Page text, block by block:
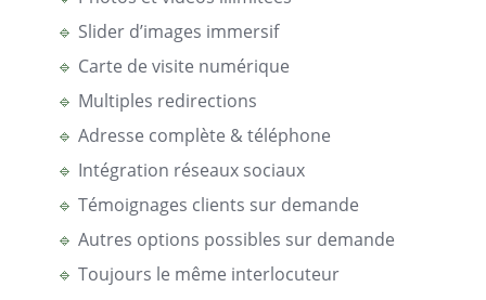
🔹 Slider d’images immersif
🔹 Carte de visite numérique
🔹 Multiples redirections
🔹 Adresse complète & téléphone
🔹 Intégration réseaux sociaux
🔹 Témoignages clients sur demande
🔹 Autres options possibles sur demande
🔹 Toujours le même interlocuteur